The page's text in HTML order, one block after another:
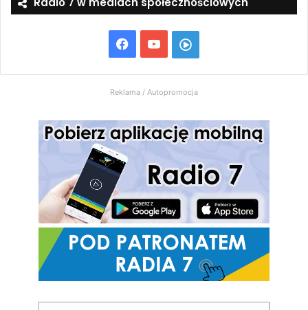
Facebook
YouTubeWłącz
Radio
7
Reklama / Autopromocja